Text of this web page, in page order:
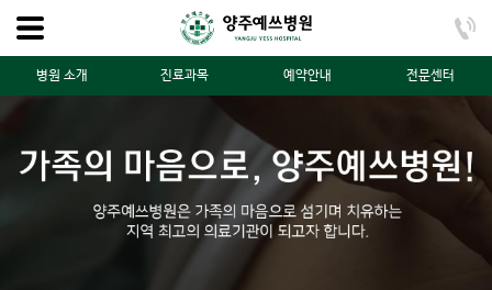
병원 소개 진료과목 예약안내 전문센터